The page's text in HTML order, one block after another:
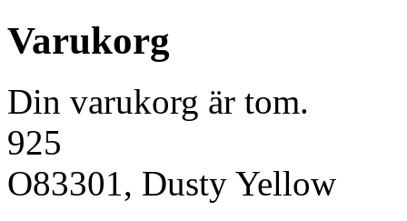
Varukorg
Din varukorg är tom.
925
O83301, Dusty Yellow